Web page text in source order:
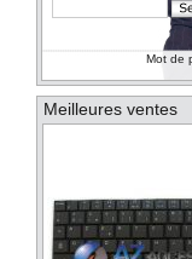
Mot de
Meilleures ventes